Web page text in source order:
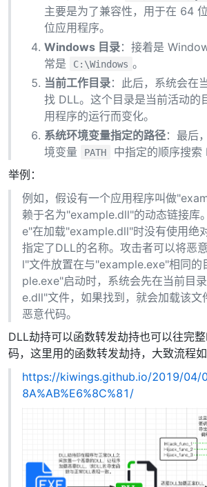
主要是为了兼容性，用于在 64
位应用程序。
Windows 目录：接着是
常是
C:\Windows 。
当前工作目录：此后，系统会在
找 DLL。这个目录是当前活动的
用程序的运行而变化。
系统环境变量指定的路径：最后
境变量
PATH
中指定的顺序搜索
举例：
例如，假设有一个应用程序叫做
赖于名为"example.dll"的动态链接库
e"在加载"example.dll"时没有使用绝
指定了DLL的名称。攻击者可以将恶
l"文件放置在与"example.exe"相同的
ple.exe"启动时，系统会先在当前目
e.dll"文件，如果找到，就会加载该文
恶意代码。
DLL劫持可以函数转发劫持也可以往完
码，这里用的函数转发劫持，大致流程如
https://kiwings.github.io/2019/04/
8A%AB%E6%8C%81/